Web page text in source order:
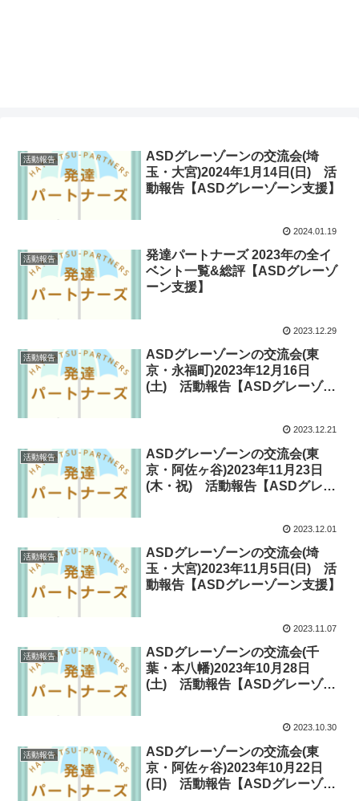
活動報告
ASDグレーゾーンの交流会(埼
玉・大宮)2024年1月14日(日) 活
動報告【ASDグレーゾーン支援】
2024.01.19
活動報告
発達パートナーズ 2023年の全イ
ベント一覧&総評【ASDグレーゾ
ーン支援】
2023.12.29
活動報告
ASDグレーゾーンの交流会(東
京・永福町)2023年12月16日
(土) 活動報告【ASDグレーゾー
2023.12.21
活動報告
ASDグレーゾーンの交流会(東
京・阿佐ヶ谷)2023年11月23日
(木・祝) 活動報告【ASDグレー
2023.12.01
活動報告
ASDグレーゾーンの交流会(埼
玉・大宮)2023年11月5日(日) 活
動報告【ASDグレーゾーン支援】
2023.11.07
活動報告
ASDグレーゾーンの交流会(千
葉・本八幡)2023年10月28日
(土) 活動報告【ASDグレーゾー
2023.10.30
活動報告
ASDグレーゾーンの交流会(東
京・阿佐ヶ谷)2023年10月22日
(日) 活動報告【ASDグレーゾー